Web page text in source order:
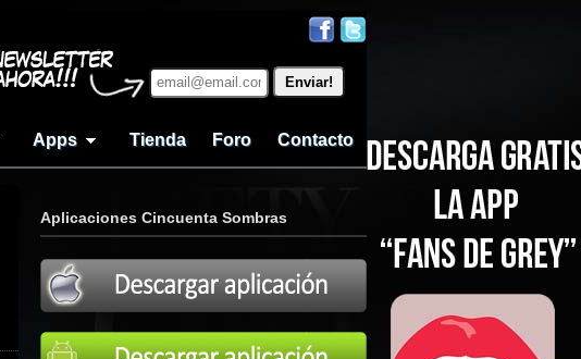
Apps Tienda Foro Contacto
Aplicaciones Cincuenta Sombras